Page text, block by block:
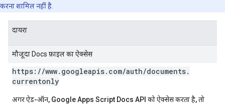
करना शामिल नहीं है.
दायरा
मौजूदा Docs फ़ाइल का ऐक्सेस
https: //www. googleapis. com/auth/documents.
currentonly
अगर ऐड-ऑन, Google Apps Script Docs API को ऐक्सेस करता है, तो